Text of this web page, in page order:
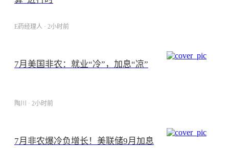
E药经理人 · 2小时前
7月美国非农：就业“冷”，加息“凉”
陶川 · 2小时前
7月非农爆冷负增长！美联储9月加息